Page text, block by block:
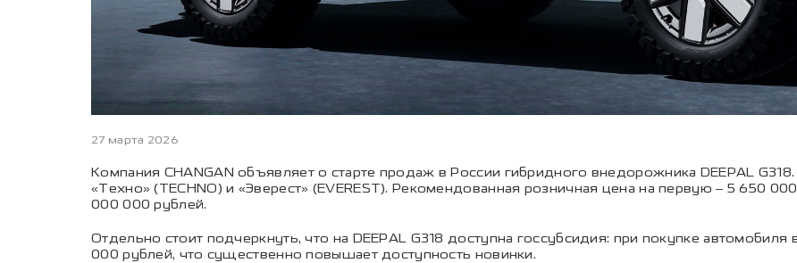
27 марта 2026
Компания CHANGAN объявляет о старте продаж в России гибридного внедорожника DEEPAL
«Техно» (TECHNO) и «Эверест» (EVEREST). Рекомендованная розничная цена на первую – 5 650
000 000 рублей.
Отдельно стоит подчеркнуть, что на DEEPAL G318 доступна госсубсидия: при покупке
000 рублей, что существенно повышает доступность новинки.